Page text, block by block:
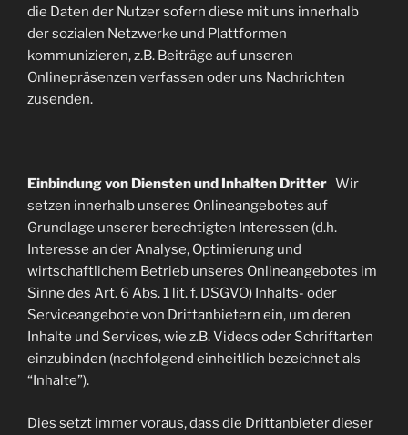
die Daten der Nutzer sofern diese mit uns innerhalb
der sozialen Netzwerke und Plattformen
kommunizieren, z.B. Beiträge auf unseren
Onlinepräsenzen verfassen oder uns Nachrichten
zusenden.
Einbindung von Diensten und Inhalten Dritter Wir
setzen innerhalb unseres Onlineangebotes auf
Grundlage unserer berechtigten Interessen (d.h.
Interesse an der Analyse, Optimierung und
wirtschaftlichem Betrieb unseres Onlineangebotes im
Sinne des Art. 6 Abs. 1 lit. f. DSGVO) Inhalts- oder
Serviceangebote von Drittanbietern ein, um deren
Inhalte und Services, wie z.B. Videos oder Schriftarten
einzubinden (nachfolgend einheitlich bezeichnet als
“Inhalte”).
Dies setzt immer voraus, dass die Drittanbieter dieser